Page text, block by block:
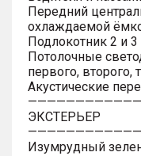
Передний
охлаждаемой
Подлокотник 2 и
Потолочные
первого, второго,
Акустические
ЭКСТЕРЬЕР
Изумрудный